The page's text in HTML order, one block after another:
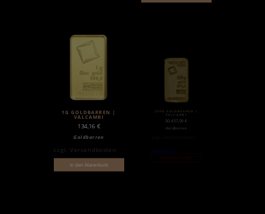
1G GOLDBARREN |
VALCAMBI
134,16 €
Goldbarren
zzgl.Versandkosten
In den Warenkorb
250G GOLDBARREN |
VALCAMBI
30.437,09€
Goldbarren
Weiterlesen
Nicht auf Lager